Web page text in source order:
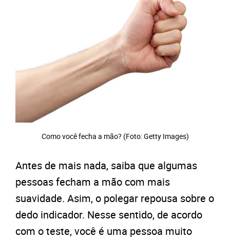
Como você fecha a mão? (Foto: Getty Images)
Antes de mais nada, saiba que algumas
pessoas fecham a mão com mais
suavidade. Asim, o polegar repousa sobre o
dedo indicador. Nesse sentido, de acordo
com o teste, você é uma pessoa muito